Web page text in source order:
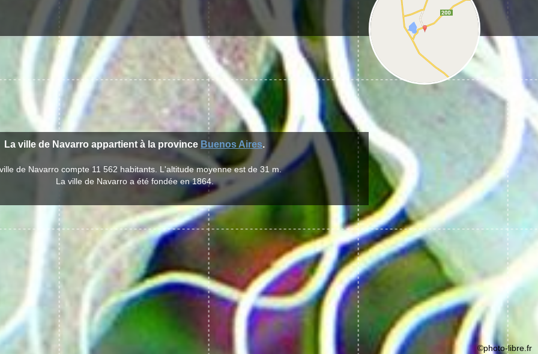
La ville de Navarro appartient à la province Buenos Aires.
de Navarro compte 11 562 habitants. L'altitude moyenne est de 31 m.
La ville de Navarro a été fondée en 1864.
©photo-libre.fr